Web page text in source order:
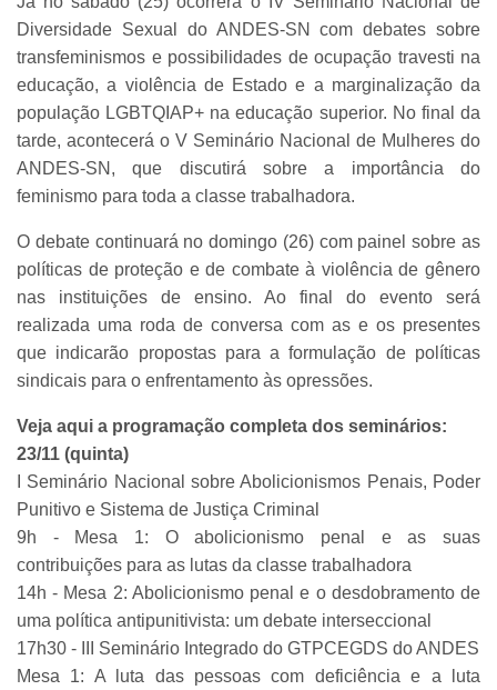
Diversidade Sexual do ANDES-SN com debates sobre
transfeminismos e possibilidades de ocupação travesti na
educação, a violência de Estado e a marginalização da
população LGBTQIAP+ na educação superior. No final da
tarde, acontecerá o V Seminário Nacional de Mulheres do
ANDES-SN, que discutirá sobre a importância do
feminismo para toda a classe trabalhadora.
O debate continuará no domingo (26) com painel sobre as
políticas de proteção e de combate à violência de gênero
nas instituições de ensino. Ao final do evento será
realizada uma roda de conversa com as e os presentes
que indicarão propostas para a formulação de políticas
sindicais para o enfrentamento às opressões.
Veja aqui a programação completa dos seminários:
23/11 (quinta)
I Seminário Nacional sobre Abolicionismos Penais, Poder
Punitivo e Sistema de Justiça Criminal
9h - Mesa 1: O abolicionismo penal e as suas
contribuições para as lutas da classe trabalhadora
14h - Mesa 2: Abolicionismo penal e o desdobramento de
uma política antipunitivista: um debate interseccional
17h30 - III Seminário Integrado do GTPCEGDS do ANDES
Mesa 1: A luta das pessoas com deficiência e a luta